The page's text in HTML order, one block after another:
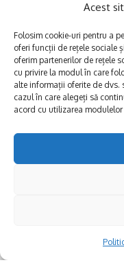
Acest
Folosim cookie-uri pentru a
oferi funcții de rețele sociale
oferim partenerilor de rețele
cu privire la modul în care
alte informații oferite de dvs.
cazul în care alegeți să
acord cu utilizarea
E xplorăm Dobrogea,
Explorăm valorile locale:
Deltă, Litoral, cele mai
biserici și mănăstiri, cele
FRUMOASE POVEȘTI.